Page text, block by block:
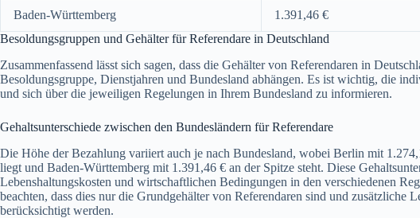
Baden-Württemberg
1.391,46 €
Besoldungsgruppen und Gehälter für Referendare in Deutschland
Zusammenfassend lässt sich sagen, dass die Gehälter von Referendaren in
Besoldungsgruppe, Dienstjahren und Bundesland abhängen. Es ist wichtig, die
und sich über die jeweiligen Regelungen in Ihrem Bundesland zu informieren.
Gehaltsunterschiede zwischen den Bundesländern für Referendare
Die Höhe der Bezahlung variiert auch je nach Bundesland, wobei Berlin mit
liegt und Baden-Württemberg mit 1.391,46 € an der Spitze steht. Diese
Lebenshaltungskosten und wirtschaftlichen Bedingungen in den verschiedenen
beachten, dass dies nur die Grundgehälter von Referendaren sind und zusätzliche
berücksichtigt werden.